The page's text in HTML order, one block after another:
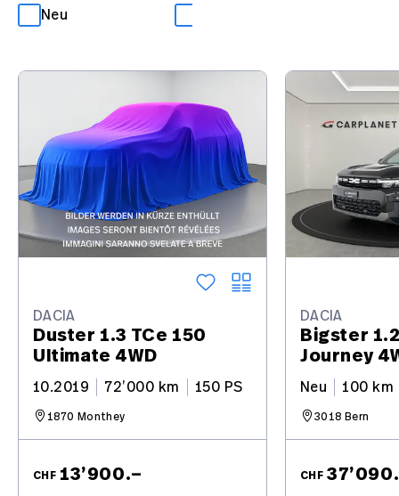
Neu
DACIA
Duster 1.3 TCe 150
Ultimate 4WD
10.2019 72’000 km 150 PS
1870 Monthey
CHF 13’900.–
DACIA
Bigster
Journey
Neu 100 km
3018 Bern
CHF